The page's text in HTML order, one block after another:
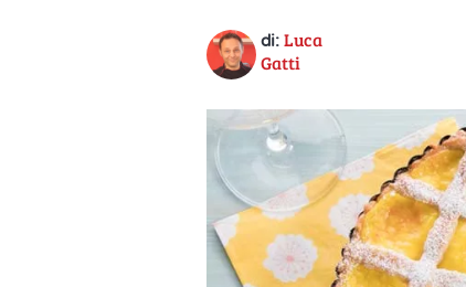
di: Luca
Gatti